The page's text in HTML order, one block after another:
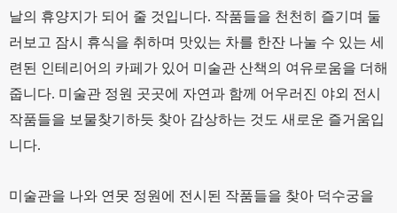
날의 휴양지가 되어 줄 것입니다. 작품들을 천천히 즐기며 둘
러보고 잠시 휴식을 취하며 맛있는 차를 한잔 나눌 수 있는 세
련된 인테리어의 카페가 있어 미술관 산책의 여유로움을 더해
줍니다. 미술관 정원 곳곳에 자연과 함께 어우러진 야외 전시
작품들을 보물찾기하듯 찾아 감상하는 것도 새로운 즐거움입
니다.
미술관을 나와 연못 정원에 전시된 작품들을 찾아 덕수궁을